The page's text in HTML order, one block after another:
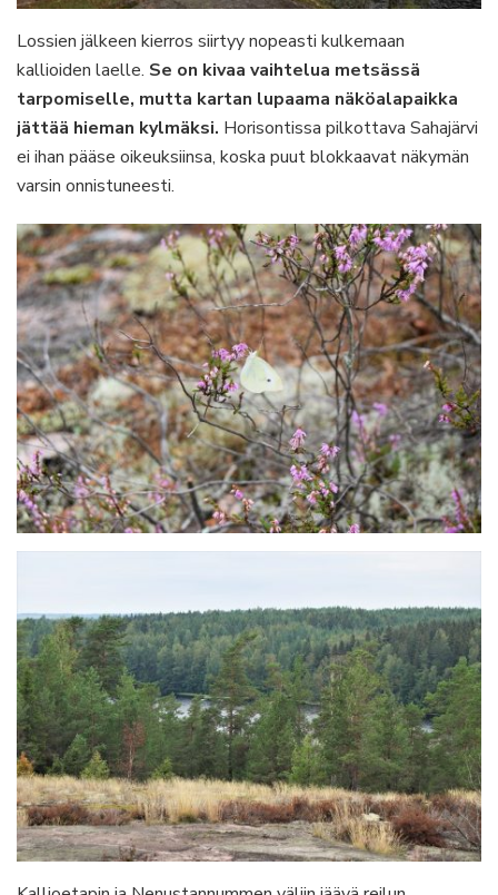
Lossien jälkeen kierros siirtyy nopeasti kulkemaan
kallioiden laelle. Se on kivaa vaihtelua metsässä
tarpomiselle, mutta kartan lupaama näköalapaikka
jättää hieman kylmäksi. Horisontissa pilkottava Sahajärvi
ei ihan pääse oikeuksiinsa, koska puut blokkaavat näkymän
varsin onnistuneesti.